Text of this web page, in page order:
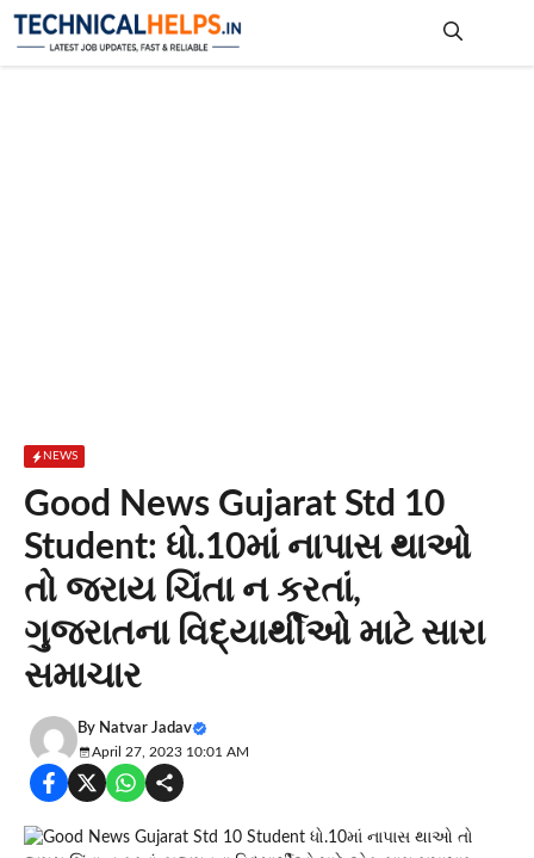
Skip
NEWS
Good News Gujarat Std 10
Student: ધો.10માં નાપાસ થાઓ
તો જરાય ચિંતા ન કરતાં,
ગુજરાતના વિદ્યાર્થીઓ માટે સારા
સમાચાર
By Natvar Jadav
April 27, 2023 10:01 AM